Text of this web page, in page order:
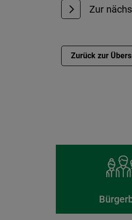
Zur
Zurück zur